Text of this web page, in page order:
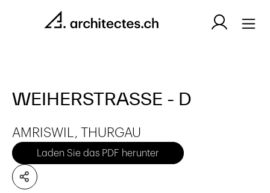
WEIHERSTRASSE - D
AMRISWIL, THURGAU
Laden Sie das PDF herunter